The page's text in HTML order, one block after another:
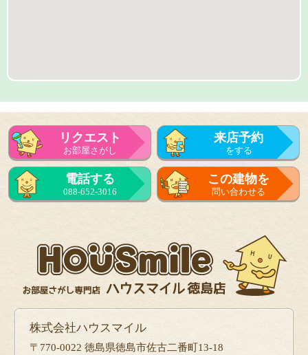
リクエスト
お部屋さがし
来店予約
をする
来店予約
をする
電話する
088-652-3016
この建物を
問い合わせる
株式会社ハウスマイル
〒770-0022 徳島県徳島市佐古二番町13-18